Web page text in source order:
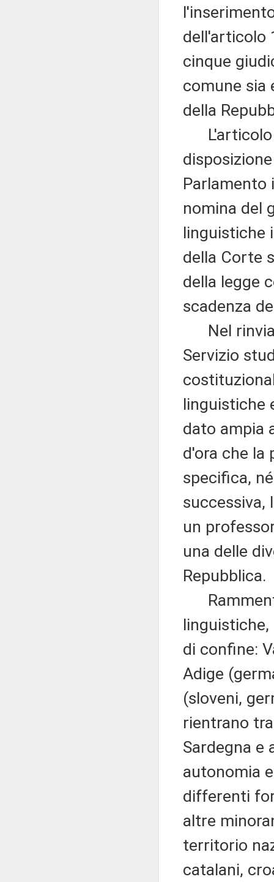
dell'articolo
cinque
comune sia
della
L'articolo
Parlamento
nomina del
linguistiche
della Corte
della legge
scadenza
Nel
Servizio
linguistiche
dato ampia
d'ora che la
specifica,
successiva,
un
una delle
Repubblica.
di confine:
Adige
(sloveni,
rientrano
Sardegna e
autonomia
differenti
altre
territorio
catalani,